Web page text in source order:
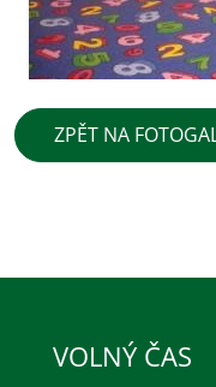
ZPĚT NA
VOLNÝ ČAS